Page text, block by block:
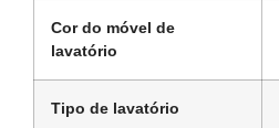
Cor do móvel de
lavatório
Tipo de lavatório